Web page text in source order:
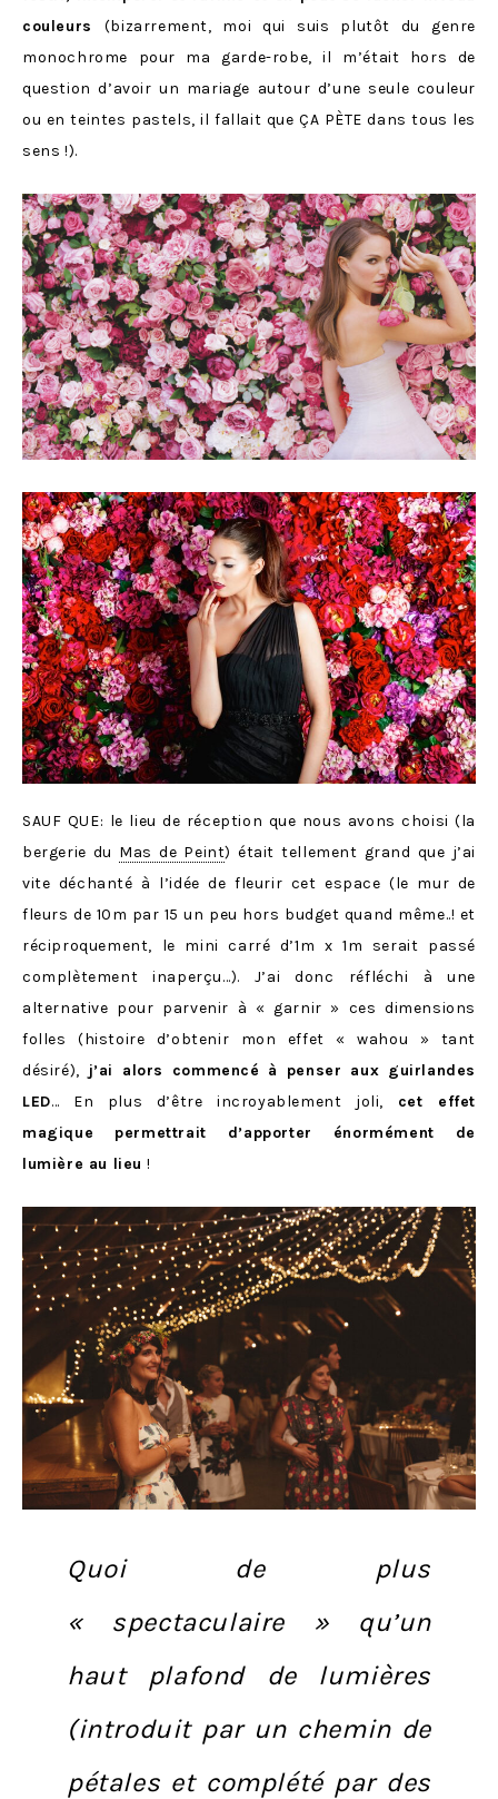
couleurs (bizarrement, moi qui suis plutôt du genre
monochrome pour ma garde-robe, il m’était hors de
question d’avoir un mariage autour d’une seule couleur
ou en teintes pastels, il fallait que ÇA PÈTE dans tous les
sens !).
SAUF QUE: le lieu de réception que nous avons choisi (la
bergerie du Mas de Peint) était tellement grand que j’ai
vite déchanté à l’idée de fleurir cet espace (le mur de
fleurs de 10m par 15 un peu hors budget quand même..! et
réciproquement, le mini carré d’1m x 1m serait passé
complètement inaperçu…). J’ai donc réfléchi à une
alternative pour parvenir à « garnir » ces dimensions
folles (histoire d’obtenir mon effet « wahou » tant
désiré), j’ai alors commencé à penser aux guirlandes
LED… En plus d’être incroyablement joli, cet effet
magique permettrait d’apporter énormément de
lumière au lieu !
Quoi de plus
« spectaculaire » qu’un
haut plafond de lumières
(introduit par un chemin de
pétales et complété par des